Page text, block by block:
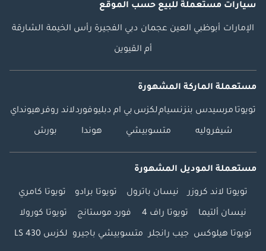
والشخصي.
سيارات مستعملة للبيع حسب الموقع
الإمارات أبوظبي العين عجمان دبي الفجيرة رأس الخيمة الشارقة
أم القيوين
مستعملة الماركة المشهورة
تويوتا مرسيدس بنزنسياملكزس بي ام دبليوفوردلاند روفرهيونداي
شيفروليه متسوبيشي هوندا بورش
مستعملة الموديل المشهورة
تويوتا لاند كروزر نيسان باترول تويوتا برادو تويوتا كامري
نيسان ألتيما تويوتا راف 4 فورد موستانج تويوتا كورولا
تويوتا هيلوكس جيب رانجلر متسوبيشي باجيرو لكزس LS 430